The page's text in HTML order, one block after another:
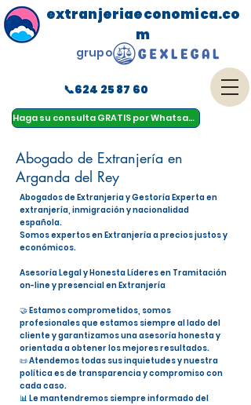
Haga su consulta GRATIS por Whatsapp
menu
extranjeriaeconomica.co
m
📞624 25 87 60
grupo
Abogado de Extranjería en
Arganda del Rey
Abogados de Extranjeria y Gestoría Experta en
extranjería, inmigración y nacionalidad
española.
Somos expertos en Extranjería a precios justos y
económicos.
Asesoría Legal y Honesta Líderes en Tramitación
on-line y presencial en Extranjería
🤝 Estamos comprometidos, somos
profesionales que estamos siempre al lado del
cliente y garantizamos una asesoría honesta y
orientada a obtener los mejores resultados.
📜 Atendemos todas sus inquietudes y nuestra
política es de transparencia y compromiso con
cada caso.
📊 Le mantendremos siempre informado del